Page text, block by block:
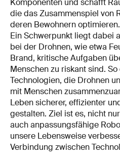
die das Zusammenspiel von
deren Bewohnern optimieren.
Ein Schwerpunkt liegt dabei
bei der Drohnen, wie etwa
Brand, kritische Aufgaben
Menschen zu riskant sind.
Technologien, die Drohnen
mit Menschen
Leben sicherer, effizienter
gestalten. Ziel ist es, nicht
auch anpassungsfähige
unsere Lebensweise
Verbindung zwischen